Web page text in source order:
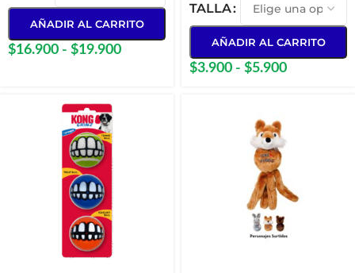
AÑADIR AL CARRITO
$16.900 - $19.900
TALLA
AÑADIR AL CARRITO
$3.900 - $5.900